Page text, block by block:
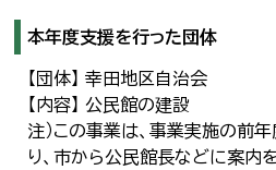
本年度支援を行った団体
【団体】 幸田地区自治会
【内容】 公民館の建設
注）この事業は、事業実施の前
り、市から公民館長などに案内